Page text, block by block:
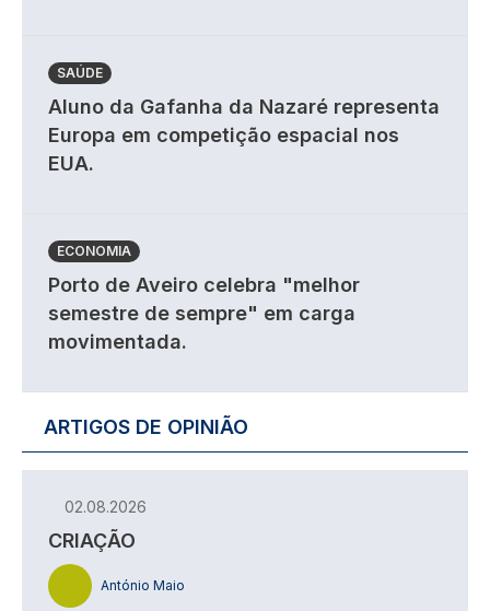
SAÚDE
Aluno da Gafanha da Nazaré representa
Europa em competição espacial nos
EUA.
ECONOMIA
Porto de Aveiro celebra "melhor
semestre de sempre" em carga
movimentada.
ARTIGOS DE OPINIÃO
02.08.2026
CRIAÇÃO
António Maio